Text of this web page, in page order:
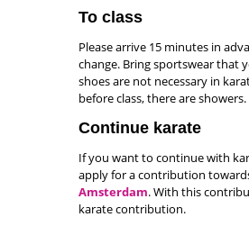
To class
Please arrive 15 minutes in
change. Bring sportswear that
shoes are not necessary in
before class, there are showers.
Continue karate
If you want to continue with
apply for a contribution
Amsterdam. With this
karate contribution.